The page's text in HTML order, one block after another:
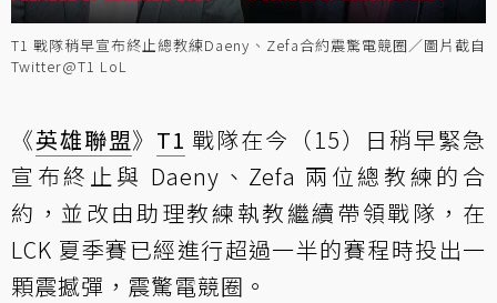
T1 戰隊稍早宣布終止總教練Daeny、Zefa合約震驚電競圈／圖片截自
Twitter@T1 LoL
《英雄聯盟》 T1 戰隊在今（15）日稍早緊急
宣布終止與 Daeny、Zefa 兩位總教練的合
約，並改由助理教練執教繼續帶領戰隊，在
LCK 夏季賽已經進行超過一半的賽程時投出一
顆震撼彈，震驚電競圈。